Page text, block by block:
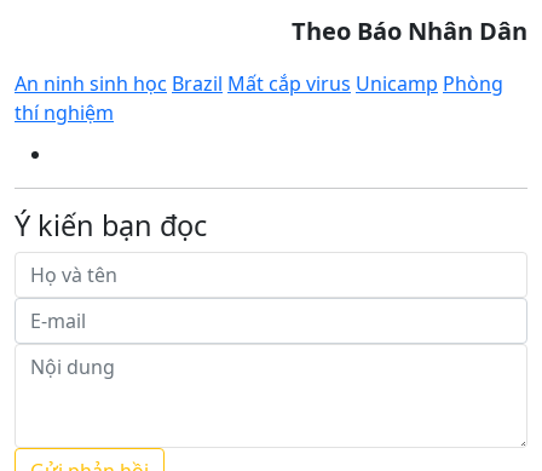
Theo Báo Nhân Dân
An ninh sinh học Brazil Mất cắp virus Unicamp Phòng
thí nghiệm
Ý kiến bạn đọc